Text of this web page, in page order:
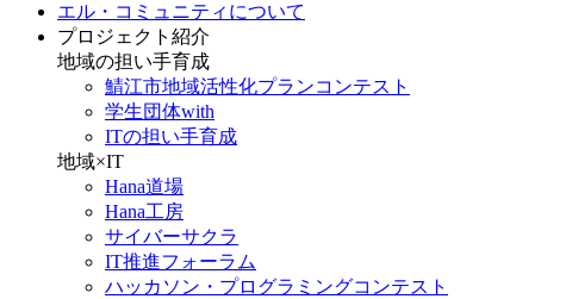
エル・コミュニティについて
プロジェクト紹介
地域の担い手育成
鯖江市地域活性化プランコンテスト
学生団体with
ITの担い手育成
地域×IT
Hana道場
Hana工房
サイバーサクラ
IT推進フォーラム
ハッカソン・プログラミングコンテスト